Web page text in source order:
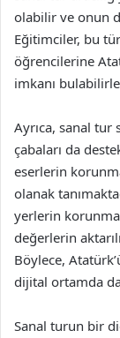
olabilir ve onun
Eğitimciler, bu
öğrencilerine
imkanı
Ayrıca, sanal
çabaları da
eserlerin
olanak
yerlerin
değerlerin
Böylece,
dijital ortamda
Sanal turun bir